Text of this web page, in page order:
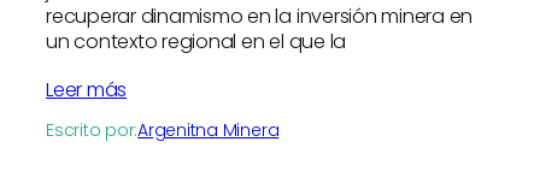
recuperar dinamismo en la inversión minera en
un contexto regional en el que la
Leer más
Escrito por:Argenitna Minera